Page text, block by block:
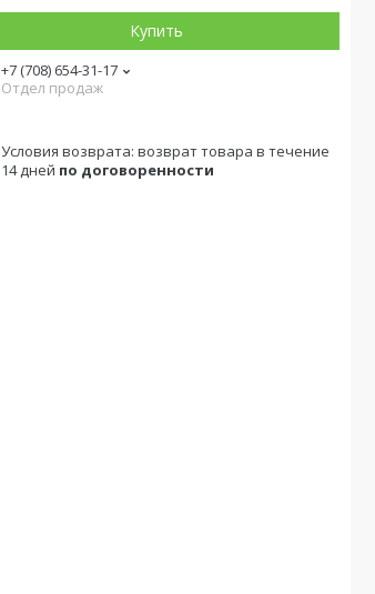
Купить
+7 (708) 654-31-17
Отдел продаж
возврат товара в течение
14 дней по договоренности